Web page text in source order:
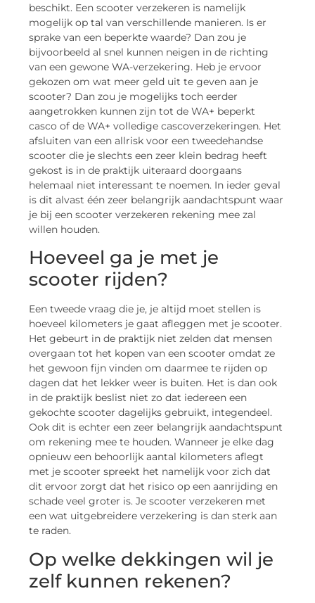
beschikt. Een scooter verzekeren is namelijk
mogelijk op tal van verschillende manieren. Is er
sprake van een beperkte waarde? Dan zou je
bijvoorbeeld al snel kunnen neigen in de richting
van een gewone WA-verzekering. Heb je ervoor
gekozen om wat meer geld uit te geven aan je
scooter? Dan zou je mogelijks toch eerder
aangetrokken kunnen zijn tot de WA+ beperkt
casco of de WA+ volledige cascoverzekeringen. Het
afsluiten van een allrisk voor een tweedehandse
scooter die je slechts een zeer klein bedrag heeft
gekost is in de praktijk uiteraard doorgaans
helemaal niet interessant te noemen. In ieder geval
is dit alvast één zeer belangrijk aandachtspunt waar
je bij een scooter verzekeren rekening mee zal
willen houden.
Hoeveel ga je met je
scooter rijden?
Een tweede vraag die je, je altijd moet stellen is
hoeveel kilometers je gaat afleggen met je scooter.
Het gebeurt in de praktijk niet zelden dat mensen
overgaan tot het kopen van een scooter omdat ze
het gewoon fijn vinden om daarmee te rijden op
dagen dat het lekker weer is buiten. Het is dan ook
in de praktijk beslist niet zo dat iedereen een
gekochte scooter dagelijks gebruikt, integendeel.
Ook dit is echter een zeer belangrijk aandachtspunt
om rekening mee te houden. Wanneer je elke dag
opnieuw een behoorlijk aantal kilometers aflegt
met je scooter spreekt het namelijk voor zich dat
dit ervoor zorgt dat het risico op een aanrijding en
schade veel groter is. Je scooter verzekeren met
een wat uitgebreidere verzekering is dan sterk aan
te raden.
Op welke dekkingen wil je
zelf kunnen rekenen?